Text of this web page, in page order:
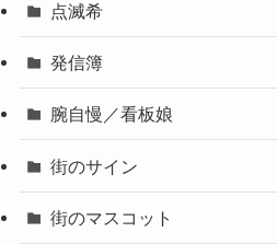
点滅希
発信簿
腕自慢／看板娘
街のサイン
街のマスコット